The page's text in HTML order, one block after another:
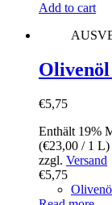
Add to cart
€5,75
Enthält 19%
(€23,00 / 1 L)
zzgl. Versand
€5,75